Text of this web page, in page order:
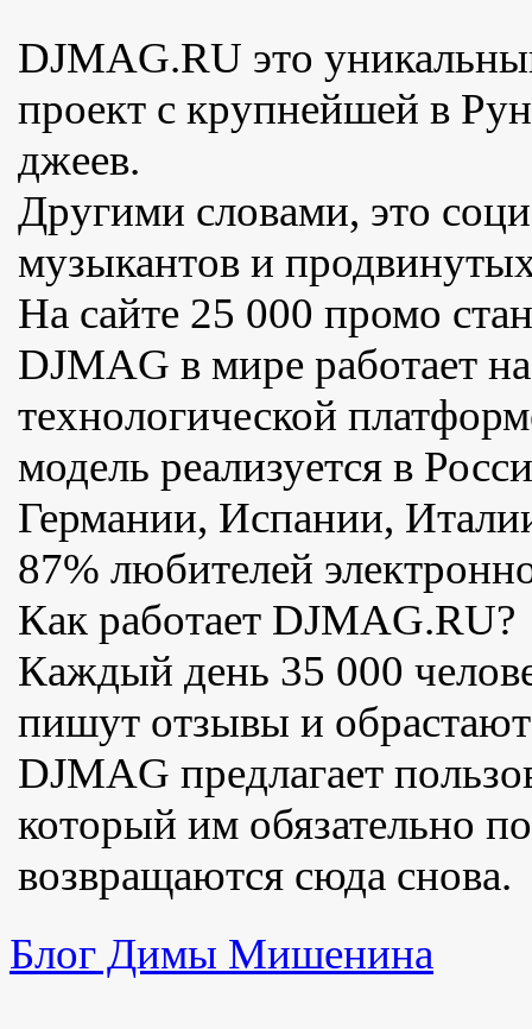
DJMAG.RU это
проект с крупнейшей в
джеев.
Другими словами, это
музыкантов и
На сайте 25 000 промо
DJMAG в мире работает
технологической
модель реализуется в
Германии, Испании,
87% любителей
Как работает DJMAG.RU?
Каждый день 35 000
пишут отзывы и
DJMAG предлагает
который им обязательно
возвращаются сюда снова.
Блог Димы Мишенина